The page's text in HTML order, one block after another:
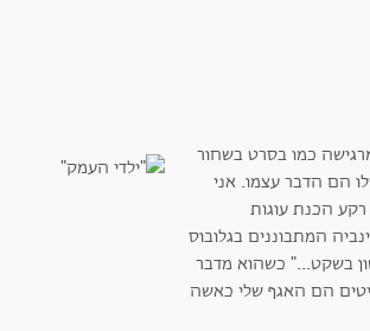
כמו בסרט בשחור
הם הדבר עצמו. אני
הכנת עוגות
המתבוננים בגלובוס
בשקט..." כשהוא מדבר
הם האגף שלי כאשה